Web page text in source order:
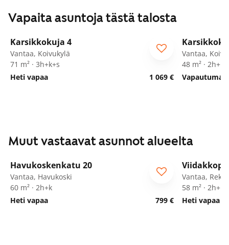
Vapaita asuntoja tästä talosta
/29
Karsikkokuja 4
Vantaa, Koivukylä
71 m² · 3h+k+s
Heti vapaa
1 069 €
Vantaa,
48 m² ·
Muut vastaavat asunnot alueelta
Havukoskenkatu 20
Vantaa, Havukoski
60 m² · 2h+k
Heti vapaa
799 €
ARA
Vantaa,
58 m² ·
Heti vapaa